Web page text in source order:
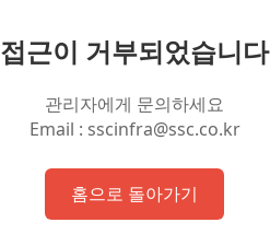
접근이 거부되었습니다
관리자에게 문의하세요
Email : sscinfra@ssc.co.kr
홈으로 돌아가기